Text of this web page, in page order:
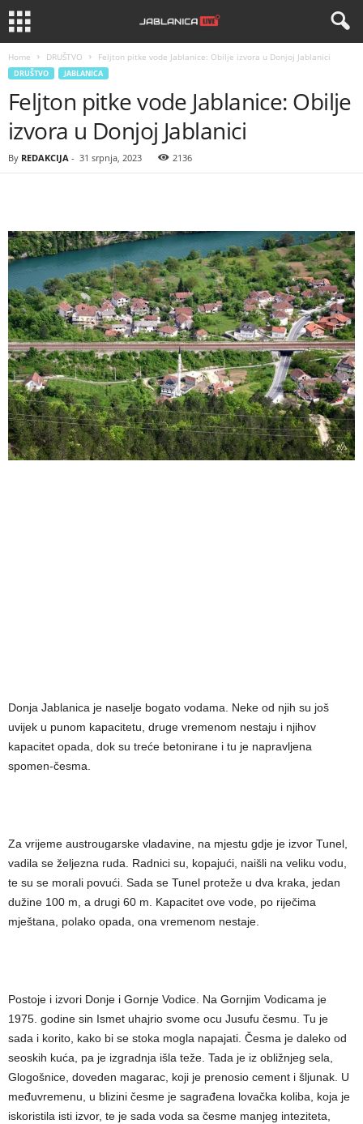
Home DRUŠTVO Feljton pitke vode Jablanice: Obilje izvora u Donjoj Jablanici
DRUŠTVO JABLANICA
Feljton pitke vode Jablanice: Obilje
izvora u Donjoj Jablanici
By REDAKCIJA - 31 srpnja, 2023 2136
Donja Jablanica je naselje bogato vodama. Neke od njih su još
uvijek u punom kapacitetu, druge vremenom nestaju i njihov
kapacitet opada, dok su treće betonirane i tu je napravljena
spomen-česma.
Za vrijeme austrougarske vladavine, na mjestu gdje je izvor Tunel,
vadila se željezna ruda. Radnici su, kopajući, naišli na veliku vodu,
te su se morali povući. Sada se Tunel proteže u dva kraka, jedan
dužine 100 m, a drugi 60 m. Kapacitet ove vode, po riječima
mještana, polako opada, ona vremenom nestaje.
Postoje i izvori Donje i Gornje Vodice. Na Gornjim Vodicama je
1975. godine sin Ismet uhajrio svome ocu Jusufu česmu. Tu je
sada i korito, kako bi se stoka mogla napajati. Česma je daleko od
seoskih kuća, pa je izgradnja išla teže. Tada je iz obližnjeg sela,
Glogošnice, doveden magarac, koji je prenosio cement i šljunak. U
međuvremenu, u blizini česme je sagrađena lovačka koliba, koja je
iskoristila isti izvor, te je sada voda sa česme manjeg inteziteta,